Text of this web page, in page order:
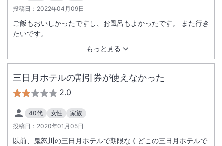
投稿日： 2022年04月09日
もっと見る
ご飯もおいしかったですし、お風呂もよかったです。 また行き
たいです。
三日月ホテルの割引券が使えなかった
2.0
40代 女性
家族
投稿日： 2020年01月05日
以前、鬼怒川の三日月ホテルで期限なくどこの三日月ホテルで